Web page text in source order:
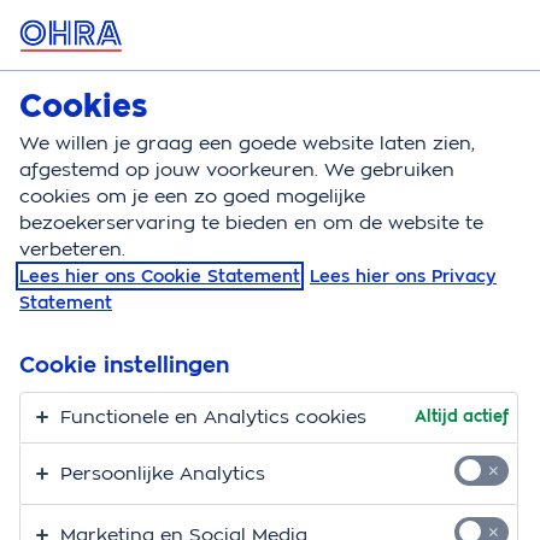
MENU
Caravanverzekering
Caravanverzekering Blog
Cookies
We willen je graag een goede website laten zien,
afgestemd op jouw voorkeuren. We gebruiken
cookies om je een zo goed mogelijke
bezoekerservaring te bieden en om de website te
verbeteren.
Lees hier ons Cookie Statement Lees hier ons Privacy
Statement
Cookie instellingen
Functionele en Analytics cookies Altijd actief
Persoonlijke Analytics
Marketing en Social Media